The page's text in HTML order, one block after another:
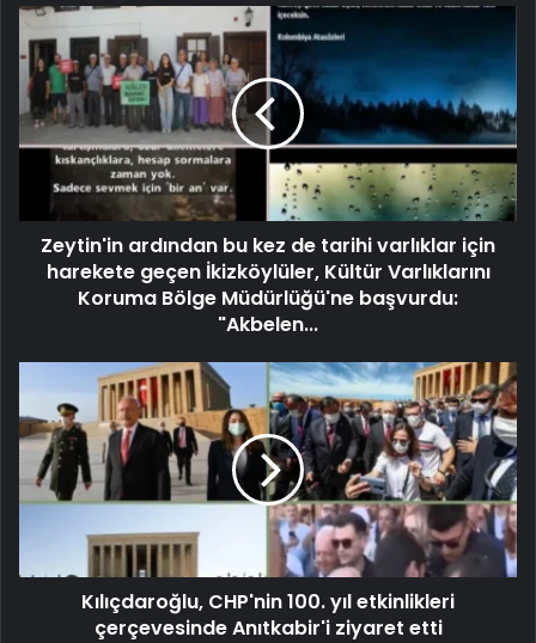
Zeytin'in ardından bu kez de tarihi varlıklar için
harekete geçen İkizköylüler, Kültür Varlıklarını
Koruma Bölge Müdürlüğü'ne başvurdu:
"Akbelen...
Kılıçdaroğlu, CHP'nin 100. yıl etkinlikleri
çerçevesinde Anıtkabir'i ziyaret etti